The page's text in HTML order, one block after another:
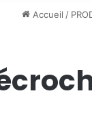
Accueil /